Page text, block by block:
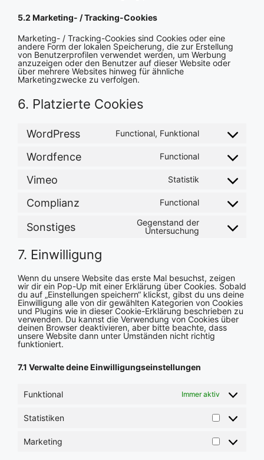
5.2 Marketing- / Tracking-Cookies
Marketing- / Tracking-Cookies sind Cookies oder eine
andere Form der lokalen Speicherung, die zur Erstellung
von Benutzerprofilen verwendet werden, um Werbung
anzuzeigen oder den Benutzer auf dieser Website oder
über mehrere Websites hinweg für ähnliche
Marketingzwecke zu verfolgen.
6. Platzierte Cookies
WordPress Functional, Funktional
Consent
service
wordpress
Wordfence Functional
Consent
service
wordfence
Vimeo Statistik
Consent
service
vimeo
Complianz Functional
Consent
complianz
Sonstiges
Gegenstand der
Untersuchung
Consent
7. Einwilligung
Wenn du unsere Website das erste Mal besuchst, zeigen
wir dir ein Pop-Up mit einer Erklärung über Cookies. Sobald
du auf „Einstellungen speichern“ klickst, gibst du uns deine
Einwilligung alle von dir gewählten Kategorien von Cookies
und Plugins wie in dieser Cookie-Erklärung beschrieben zu
verwenden. Du kannst die Verwendung von Cookies über
deinen Browser deaktivieren, aber bitte beachte, dass
unsere Website dann unter Umständen nicht richtig
funktioniert.
7.1 Verwalte deine Einwilligungseinstellungen
Funktional Immer aktiv
Statistiken
Statistiken
Marketing
Marketing